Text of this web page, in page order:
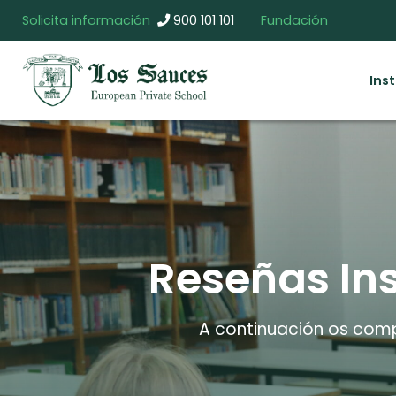
Solicita información 900 101 101 Fundación
Reseñas
A continuación os